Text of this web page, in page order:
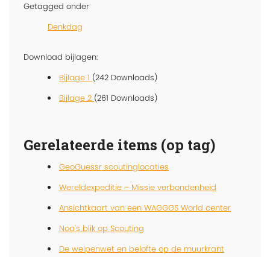
Getagged onder
Denkdag
Download bijlagen:
Bijlage 1 (242 Downloads)
Bijlage 2 (261 Downloads)
Gerelateerde items (op tag)
GeoGuessr scoutinglocaties
Wereldexpeditie – Missie verbondenheid
Ansichtkaart van een WAGGGS World center
Noa's blik op Scouting
De welpenwet en belofte op de muurkrant